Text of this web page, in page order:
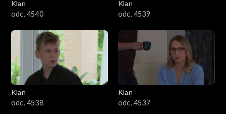
Klan
odc. 4540
Klan
odc. 4539
Klan
odc. 4538
Klan
odc. 4537